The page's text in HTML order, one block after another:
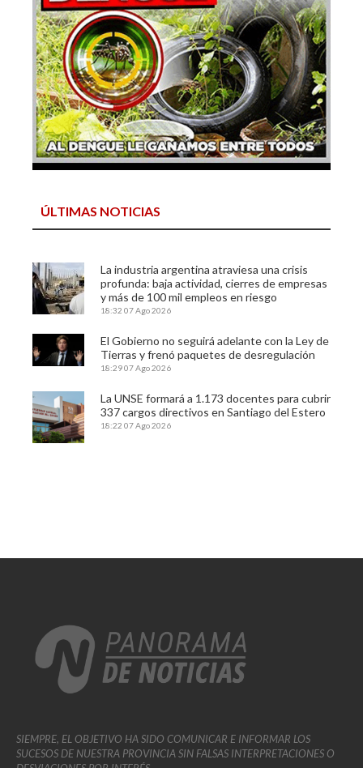
ÚLTIMAS NOTICIAS
La industria argentina atraviesa una crisis
profunda: baja actividad, cierres de empresas
y más de 100 mil empleos en riesgo
18:32 07 Ago 2026
El Gobierno no seguirá adelante con la Ley de
Tierras y frenó paquetes de desregulación
18:2907 Ago 2026
La UNSE formará a 1.173 docentes para cubrir
337 cargos directivos en Santiago del Estero
18:22 07 Ago 2026
SIEMPRE, EL OBJETIVO HA SIDO COMUNICAR E INFORMAR LOS
SUCESOS DE NUESTRA PROVINCIA SIN FALSAS INTERPRETACIONES O